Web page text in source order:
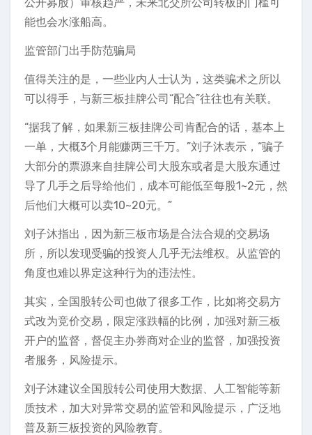
能也会水涨船高。
监管部门出手防范骗局
值得关注的是，一些业内人士认为，这类骗术之所以
可以得手，与新三板挂牌公司“配合”往往也有关联。
“据我了解，如果新三板挂牌公司肯配合的话，基本上
一单，大概3个月能赚两三千万。”刘子沐表示，“骗子
大部分的票源来自挂牌公司大股东或者是大股东通过
导了几手之后导给他们，成本可能低至每股1~2元，然
后他们大概可以卖10~20元。”
刘子沐指出，因为新三板市场是合法合规的交易场
所，所以发现受骗的投资人几乎无法维权。从监管的
角度也难以界定这种行为的违法性。
其实，全国股转公司也做了很多工作，比如将交易方
式改为竞价交易，限定涨跌幅的比例，加强对新三板
开户的监督，督促主办券商对企业的监督，加强投资
者服务，风险提示。
刘子沐建议全国股转公司使用大数据、人工智能等新
质技术，加大对异常交易的监管和风险提示，广泛地
普及新三板投资的风险教育。